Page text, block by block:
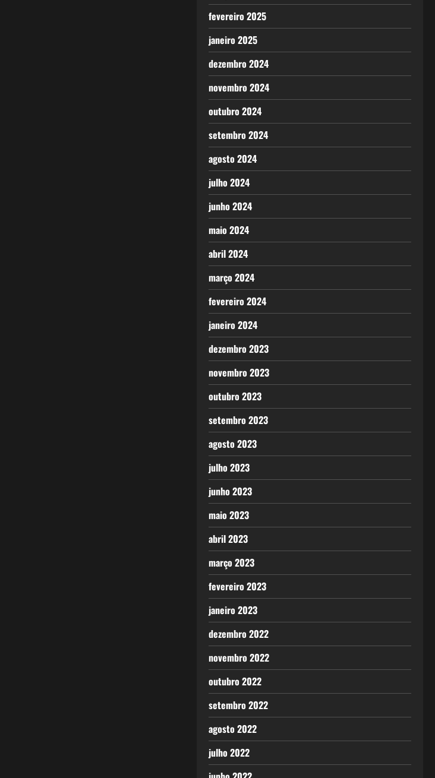
fevereiro 2025
janeiro 2025
dezembro 2024
novembro 2024
outubro 2024
setembro 2024
agosto 2024
julho 2024
junho 2024
maio 2024
abril 2024
março 2024
fevereiro 2024
janeiro 2024
dezembro 2023
novembro 2023
outubro 2023
setembro 2023
agosto 2023
julho 2023
junho 2023
maio 2023
abril 2023
março 2023
fevereiro 2023
janeiro 2023
dezembro 2022
novembro 2022
outubro 2022
setembro 2022
agosto 2022
julho 2022